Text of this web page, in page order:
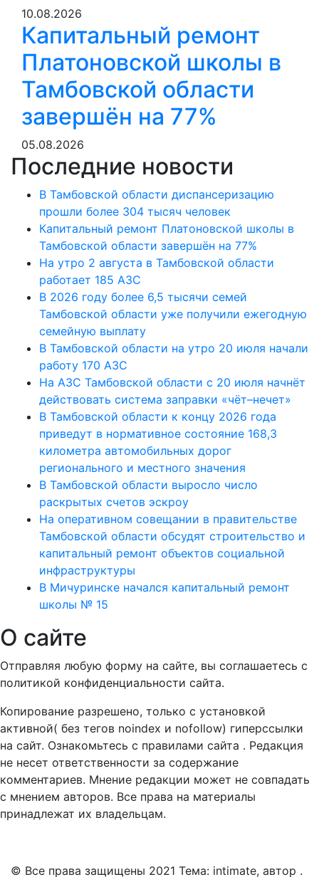
10.08.2026
Капитальный ремонт
Платоновской школы в
Тамбовской области
завершён на 77%
05.08.2026
Последние новости
В Тамбовской области диспансеризацию
прошли более 304 тысяч человек
Капитальный ремонт Платоновской школы в
Тамбовской области завершён на 77%
На утро 2 августа в Тамбовской области
работает 185 АЗС
В 2026 году более 6,5 тысячи семей
Тамбовской области уже получили ежегодную
семейную выплату
В Тамбовской области на утро 20 июля начали
работу 170 АЗС
На АЗС Тамбовской области с 20 июля начнёт
действовать система заправки «чёт–нечет»
В Тамбовской области к концу 2026 года
приведут в нормативное состояние 168,3
километра автомобильных дорог
регионального и местного значения
В Тамбовской области выросло число
раскрытых счетов эскроу
На оперативном совещании в правительстве
Тамбовской области обсудят строительство и
капитальный ремонт объектов социальной
инфраструктуры
В Мичуринске начался капитальный ремонт
школы № 15
О сайте
Отправляя любую форму на сайте, вы соглашаетесь с
политикой конфиденциальности сайта.
Копирование разрешено, только с установкой
активной( без тегов noindex и nofollow) гиперссылки
на сайт. Ознакомьтесь с правилами сайта . Редакция
не несет ответственности за содержание
комментариев. Мнение редакции может не совпадать
с мнением авторов. Все права на материалы
принадлежат их владельцам.
© Все права защищены 2021 Тема: intimate, автор .